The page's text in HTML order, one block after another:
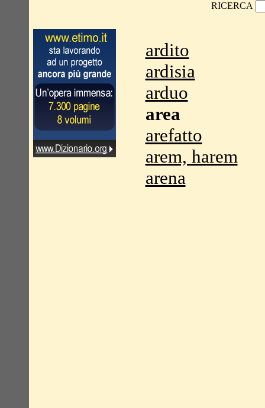
RICERCA
ardito
ardisia
arduo
area
arefatto
arem, harem
arena